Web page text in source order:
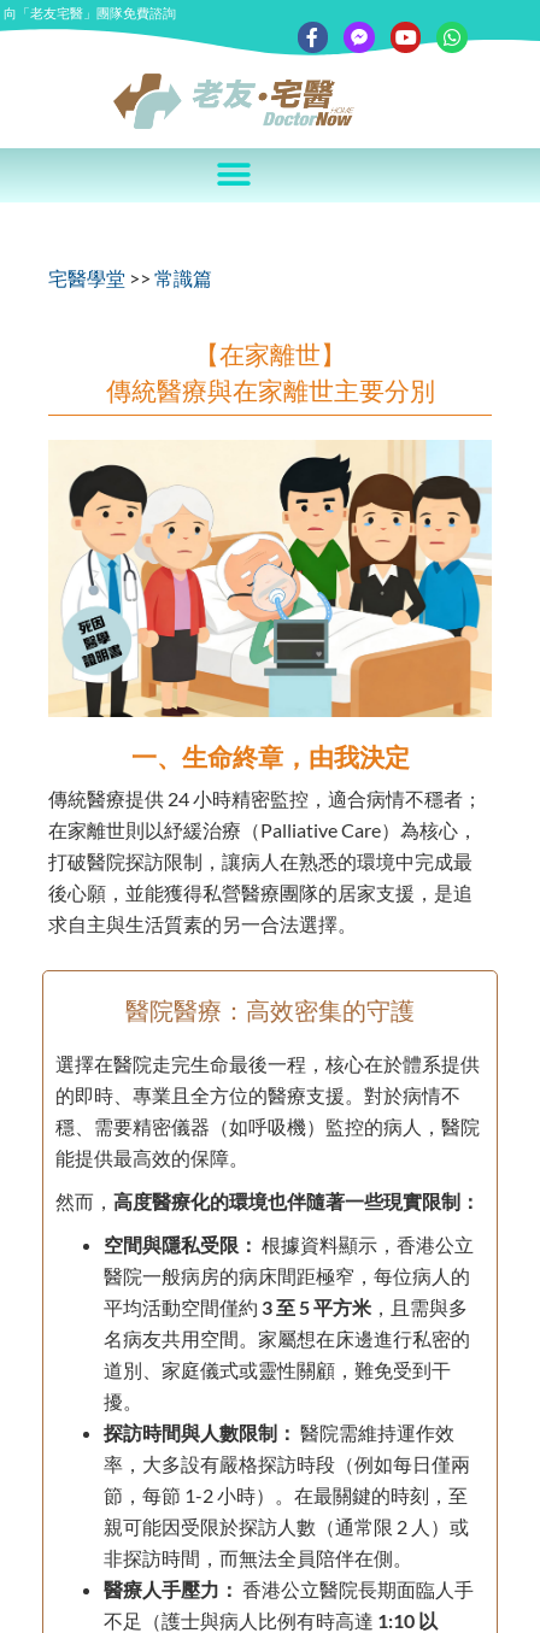
向「老友宅醫」團隊免費諮詢
宅醫學堂 >> 常識篇
【在家離世】
傳統醫療與在家離世主要分別
一、生命終章，由我決定
傳統醫療提供 24 小時精密監控，適合病情不穩者；
在家離世則以紓緩治療（Palliative Care）為核心，
打破醫院探訪限制，讓病人在熟悉的環境中完成最
後心願，並能獲得私營醫療團隊的居家支援，是追
求自主與生活質素的另一合法選擇。
醫院醫療：高效密集的守護
選擇在醫院走完生命最後一程，核心在於體系提供
的即時、專業且全方位的醫療支援。對於病情不
穩、需要精密儀器（如呼吸機）監控的病人，醫院
能提供最高效的保障。
然而， 高度醫療化的環境也伴隨著一些現實限制：
空間與隱私受限： 根據資料顯示，香港公立
醫院一般病房的病床間距極窄，每位病人的
平均活動空間僅約 3 至 5 平方米 ，且需與多
名病友共用空間。家屬想在床邊進行私密的
道別、家庭儀式或靈性關顧，難免受到干
擾。
探訪時間與人數限制： 醫院需維持運作效
率，大多設有嚴格探訪時段（例如每日僅兩
節，每節 1-2 小時）。在最關鍵的時刻，至
親可能因受限於探訪人數（通常限 2 人）或
非探訪時間，而無法全員陪伴在側。
醫療人手壓力： 香港公立醫院長期面臨人手
不足（護士與病人比例有時高達 1:10 以